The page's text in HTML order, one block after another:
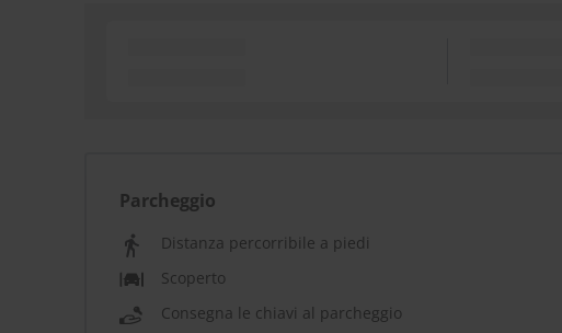
Parcheggio
Distanza percorribile a piedi
Scoperto
Consegna le chiavi al parcheggio